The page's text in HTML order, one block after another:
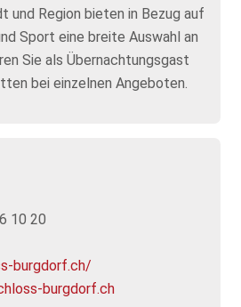
und Region bieten in Bezug auf
Sport eine breite Auswahl an
Sie als Übernachtungsgast
bei einzelnen Angeboten.
10 20
burgdorf.ch/
burgdorf.ch